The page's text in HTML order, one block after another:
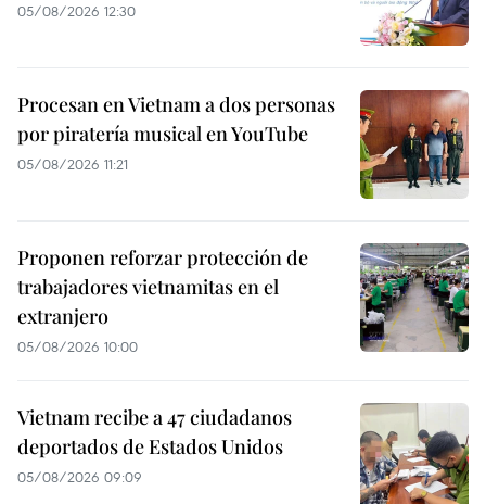
05/08/2026 12:30
Procesan en Vietnam a dos personas
por piratería musical en YouTube
05/08/2026 11:21
Proponen reforzar protección de
trabajadores vietnamitas en el
extranjero
05/08/2026 10:00
Vietnam recibe a 47 ciudadanos
deportados de Estados Unidos
05/08/2026 09:09